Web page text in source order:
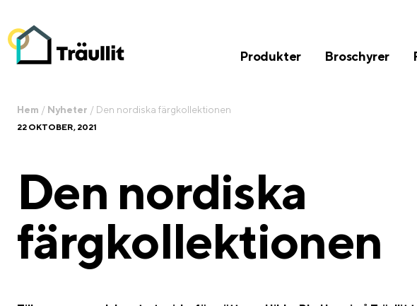
Produkter Broschyrer
Hem / Nyheter / Den nordiska färgkollektionen
22 OKTOBER, 2021
Den nordiska
färgkollektionen